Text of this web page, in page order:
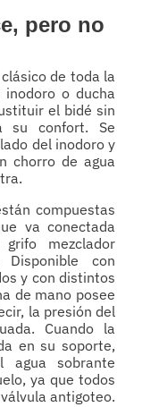
pero no
de toda la
o ducha
el bidé sin
su confort. Se
del inodoro y
chorro de agua
compuestas
va conectada
mezclador
con
y con distintos
de mano posee
la presión del
Cuando la
en su soporte,
sobrante
ya que todos
antigoteo.